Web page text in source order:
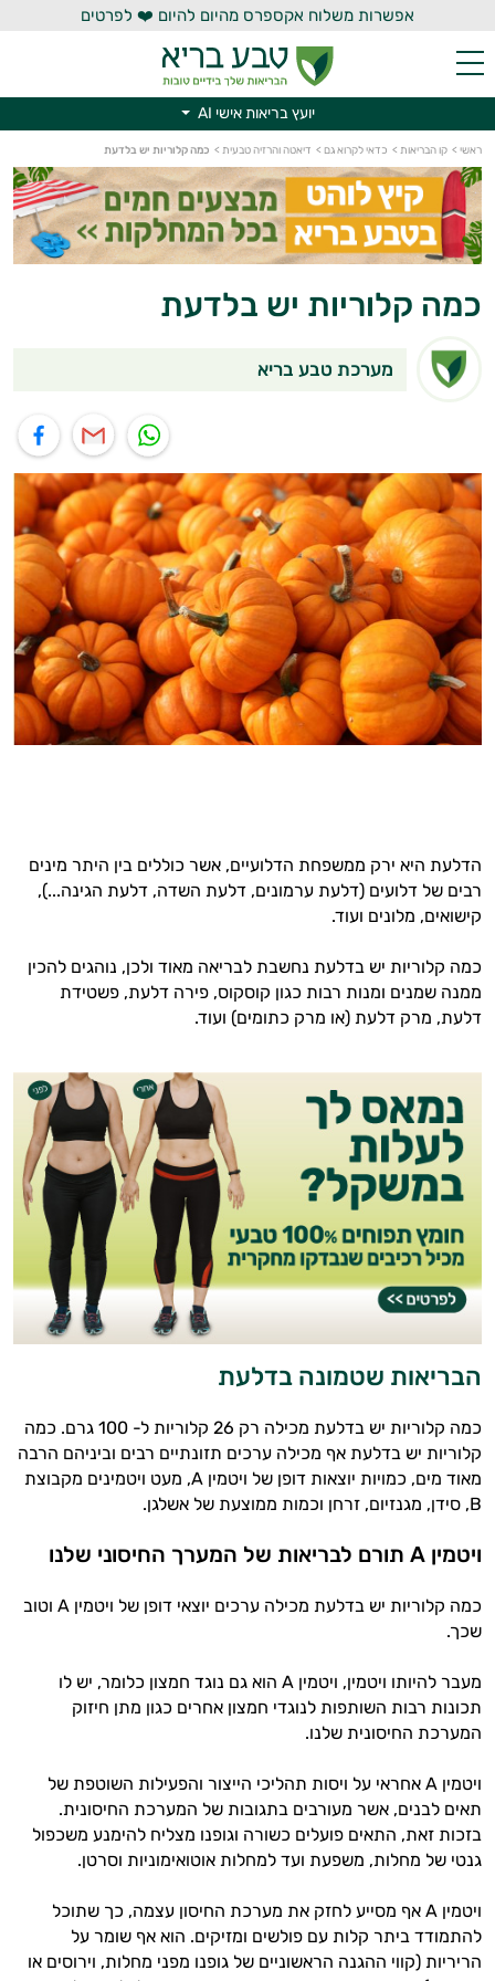
אפשרות משלוח אקספרס מהיום להיום ❤️ לפרטים
יועץ בריאות אישי AI
ראשי > קו הבריאות > כדאי לקרוא גם > דיאטה והרזיה טבעית > כמה קלוריות יש בלדעת
כמה קלוריות יש בלדעת
מערכת טבע בריא
הדלעת היא ירק ממשפחת הדלועיים, אשר כוללים בין היתר מינים
רבים של דלועים (דלעת ערמונים, דלעת השדה, דלעת הגינה...),
קישואים, מלונים ועוד.
כמה קלוריות יש בדלעת נחשבת לבריאה מאוד ולכן, נוהגים להכין
ממנה שמנים ומנות רבות כגון קוסקוס, פירה דלעת, פשטידת
דלעת, מרק דלעת (או מרק כתומים) ועוד.
הבריאות שטמונה בדלעת
כמה קלוריות יש בדלעת מכילה רק 26 קלוריות ל- 100 גרם. כמה
קלוריות יש בדלעת אף מכילה ערכים תזונתיים רבים וביניהם הרבה
מאוד מים, כמויות יוצאות דופן של ויטמין A, מעט ויטמינים מקבוצת
B, סידן, מגנזיום, זרחן וכמות ממוצעת של אשלגן.
ויטמין A תורם לבריאות של המערך החיסוני שלנו
כמה קלוריות יש בדלעת מכילה ערכים יוצאי דופן של ויטמין A וטוב
שכך.
מעבר להיותו ויטמין, ויטמין A הוא גם נוגד חמצון כלומר, יש לו
תכונות רבות השותפות לנוגדי חמצון אחרים כגון מתן חיזוק
המערכת החיסונית שלנו.
ויטמין A אחראי על ויסות תהליכי הייצור והפעילות השוטפת של
תאים לבנים, אשר מעורבים בתגובות של המערכת החיסונית.
בזכות זאת, התאים פועלים כשורה וגופנו מצליח להימנע משכפול
גנטי של מחלות, משפעת ועד למחלות אוטואימוניות וסרטן.
ויטמין A אף מסייע לחזק את מערכת החיסון עצמה, כך שתוכל
להתמודד ביתר קלות עם פולשים ומזיקים. הוא אף שומר על
הריריות (קווי ההגנה הראשוניים של גופנו מפני מחלות, וירוסים או
יועץ בריאות אישי AI